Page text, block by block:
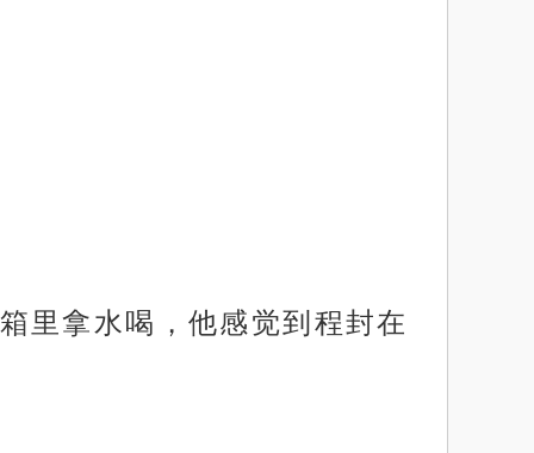
里拿水喝，他感觉到程封在